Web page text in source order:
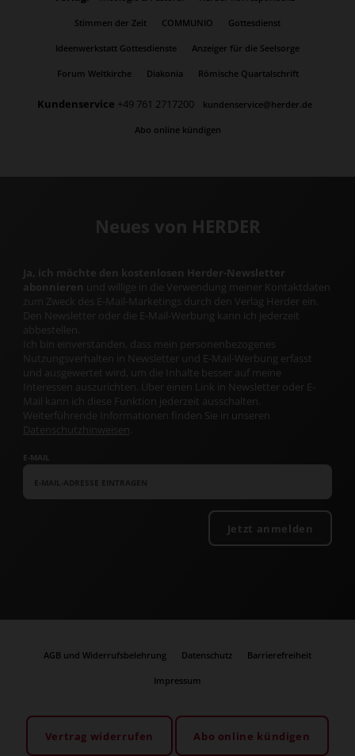
Stimmen der Zeit COMMUNIO Gottesdienst
Ideenwerkstatt Gottesdienste Anzeiger für die Seelsorge
Forum Weltkirche Diakonia Römische Quartalschrift
Kundenservice +49 761 2717200 kundenservice@herder.de
Abo online kündigen
Neues von HERDER
Ja, ich möchte den kostenlosen Herder-Newsletter
abonnieren und willige in die Verwendung meiner Kontaktdaten
zum Zweck des E-Mail-Marketings durch den Verlag Herder ein.
Den Newsletter oder die E-Mail-Werbung kann ich jederzeit
abbestellen.
Ich bin einverstanden, dass mein personenbezogenes
Nutzungsverhalten in Newsletter und E-Mail-Werbung erfasst
und ausgewertet wird, um die Inhalte besser auf meine
Interessen auszurichten. Über einen Link in Newsletter oder E-
Mail kann ich diese Funktion jederzeit ausschalten.
Weiterführende Informationen finden Sie in unseren
Datenschutzhinweisen
E-MAIL
Jetzt anmelden
AGB und Widerrufsbelehrung Datenschutz Barrierefreiheit
Impressum
Vertrag widerrufen Abo online kündigen